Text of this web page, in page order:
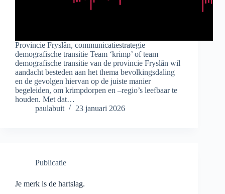
Provincie Fryslân, communicatiestrategie
demografische transitie Team ‘krimp’ of team
demografische transitie van de provincie Fryslân wil
aandacht besteden aan het thema bevolkingsdaling
en de gevolgen hiervan op de juiste manier
begeleiden, om krimpdorpen en –regio’s leefbaar te
houden. Met dat…
paulabuit
23 januari 2026
Publicatie
Je merk is de hartslag.